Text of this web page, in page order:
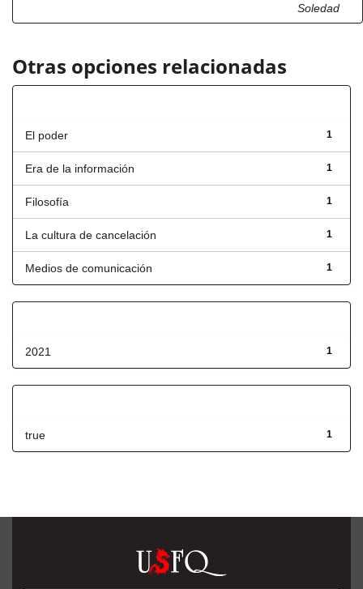
Soledad
Otras opciones relacionadas
1
El poder
1
Era de la información
1
Filosofía
1
La cultura de cancelación
1
Medios de comunicación
1
2021
1
true